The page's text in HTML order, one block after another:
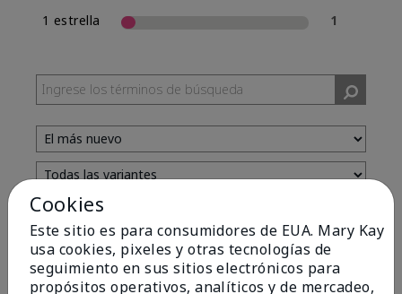
1 estrella
1
Evaluado por 13 clientes
5
Cookies
Este sitio es para consumidores de EUA. Mary Kay
usa cookies, pixeles y otras tecnologías de
seguimiento en sus sitios electrónicos para
propósitos operativos, analíticos y de mercadeo,